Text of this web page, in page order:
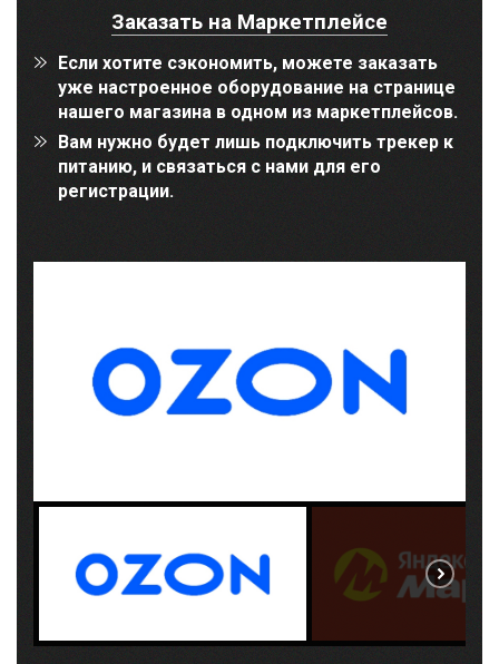
Заказать на Маркетплейсе
Если хотите сэкономить, можете заказать
уже настроенное оборудование на странице
нашего магазина в одном из маркетплейсов.
Вам нужно будет лишь подключить трекер к
питанию, и связаться с нами для его
регистрации.